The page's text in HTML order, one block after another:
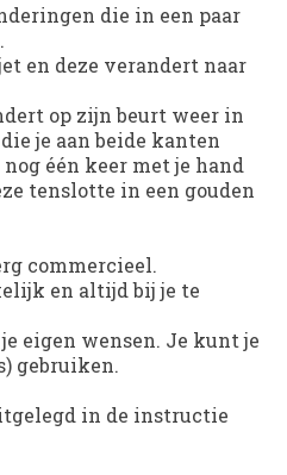
die in een paar
en deze verandert naar
op zijn beurt weer in
je aan beide kanten
één keer met je hand
tenslotte in een gouden
commercieel.
en altijd bij je te
eigen wensen. Je kunt je
gebruiken.
in de instructie